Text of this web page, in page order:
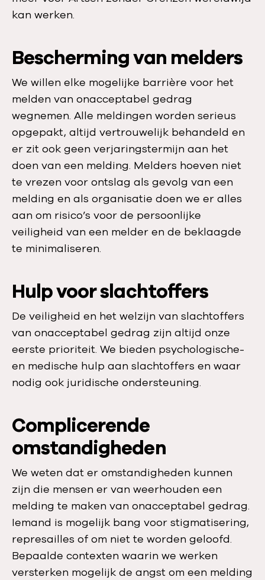
kan werken.
Bescherming van melders
We willen elke mogelijke barrière voor het
melden van onacceptabel gedrag
wegnemen. Alle meldingen worden serieus
opgepakt, altijd vertrouwelijk behandeld en
er zit ook geen verjaringstermijn aan het
doen van een melding. Melders hoeven niet
te vrezen voor ontslag als gevolg van een
melding en als organisatie doen we er alles
aan om risico’s voor de persoonlijke
veiligheid van een melder en de beklaagde
te minimaliseren.
Hulp voor slachtoffers
De veiligheid en het welzijn van slachtoffers
van onacceptabel gedrag zijn altijd onze
eerste prioriteit. We bieden psychologische-
en medische hulp aan slachtoffers en waar
nodig ook juridische ondersteuning.
Complicerende
omstandigheden
We weten dat er omstandigheden kunnen
zijn die mensen er van weerhouden een
melding te maken van onacceptabel gedrag.
Iemand is mogelijk bang voor stigmatisering,
represailles of om niet te worden geloofd.
Bepaalde contexten waarin we werken
versterken mogelijk de angst om een melding